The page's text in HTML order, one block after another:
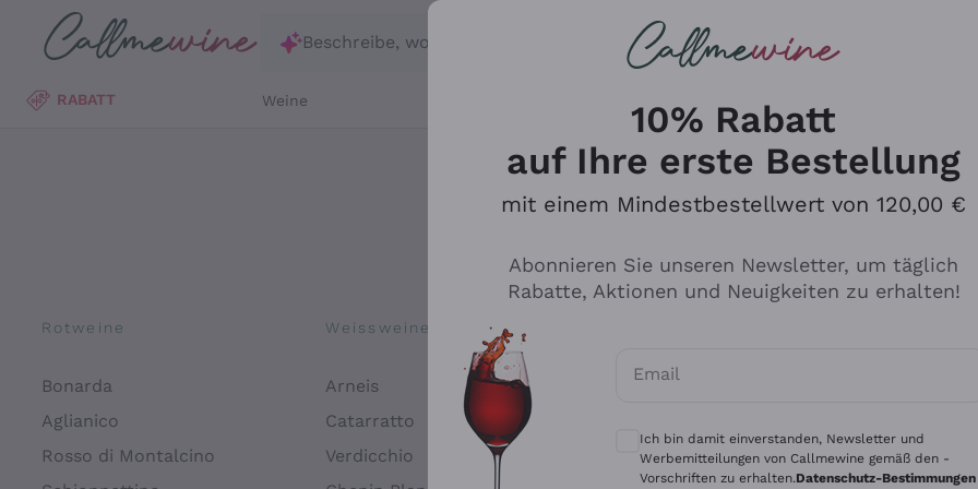
Zum Hauptinhalt springen
Beschreibe, wonach du suchst
RABATT Weine
Rotweine
Bonarda
Aglianico
Rosso di Montalcino
Weissweine
Arneis
Catarratto
Verdicchio
Tenuta San Leonardo
Alessandra Divella
Für
10% Rabatt
auf Ihre erste Bestellung
mit einem Mindestbestellwert von 120,00 €
Abonnieren Sie unseren Newsletter, um täglich
Rabatte, Aktionen und Neuigkeiten zu erhalten!
Email
Optionale Einwilligungen zum Erhalt von
Ich bin damit einverstanden, Newsletter und
Werbemitteilungen von Callmewine gemäß den -
Vorschriften zu erhalten.Datenschutz-Bestimmungen